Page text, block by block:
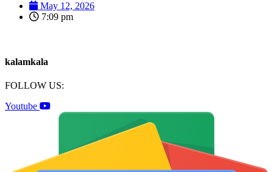
May 12, 2026
7:09 pm
kalamkala
FOLLOW US:
Youtube